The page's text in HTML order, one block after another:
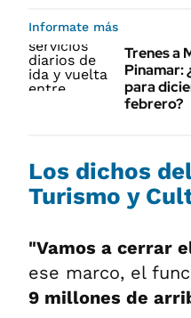
Informate más
Trenes a
Pinamar:
para
febrero?
Los dichos
Turismo y
"Vamos a cerrar
ese marco, el
9 millones de